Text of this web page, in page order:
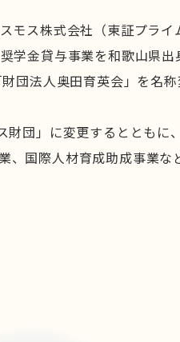
ス株式会社（東証プラ
学金貸与事業を和歌山県
団法人奥田育英会」を名
団」に変更するととも
国際人材育成助成事業